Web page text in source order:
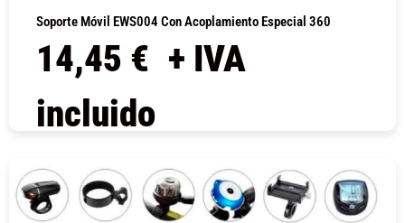
Soporte Móvil EWS004 Con Acoplamiento Especial 360
14,45 € + IVA
incluido